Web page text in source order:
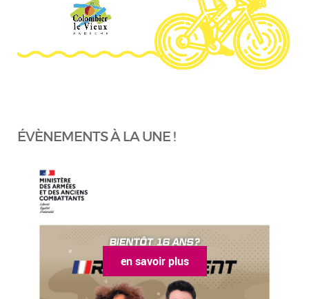
ÉVÈNEMENTS À LA UNE !
en savoir plus